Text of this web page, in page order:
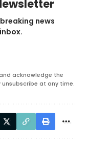
news
and acknowledge the
unsubscribe at any time.